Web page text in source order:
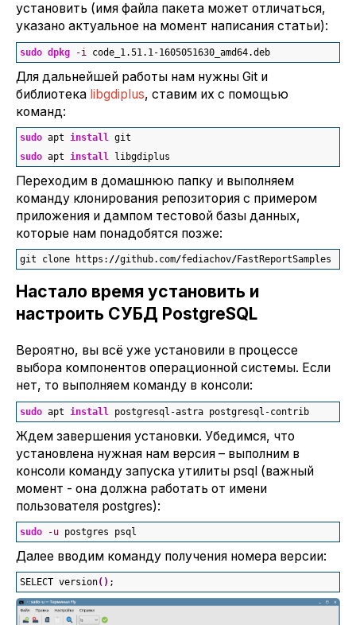
установить (имя файла пакета может отличаться,
указано актуальное на момент написания статьи):
sudo dpkg -i code_1.51.1-1605051630 _amd64.deb
Для дальнейшей работы нам нужны Git и
библиотека libgdiplus, ставим их с помощью
команд:
sudo apt install git
sudo apt install libgdiplus
Переходим в домашнюю папку и выполняем
команду клонирования репозитория с примером
приложения и дампом тестовой базы данных,
которые нам понадобятся позже:
git clone https: //github.com/fediachov/FastReportSamples
Настало время установить и
настроить СУБД PostgreSQL
Вероятно, вы всё уже установили в процессе
выбора компонентов операционной системы. Если
нет, то выполняем команду в консоли:
sudo apt install postgresql-astra postgresql-contrib
Ждем завершения установки. Убедимся, что
установлена нужная нам версия – выполним в
консоли команду запуска утилиты psql (важный
момент - она должна работать от имени
пользователя postgres):
sudo -u postgres psql
Далее вводим команду получения номера версии:
SELECT version( ) ;